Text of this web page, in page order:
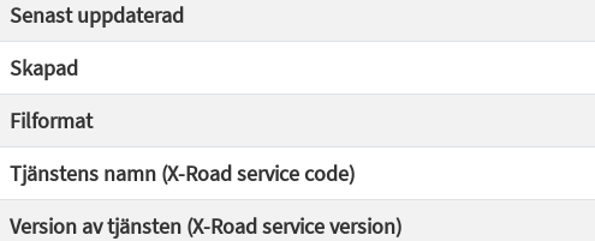
Senast uppdaterad
Skapad
Filformat
Tjänstens namn (X-Road service code)
Version av tjänsten (X-Road service version)